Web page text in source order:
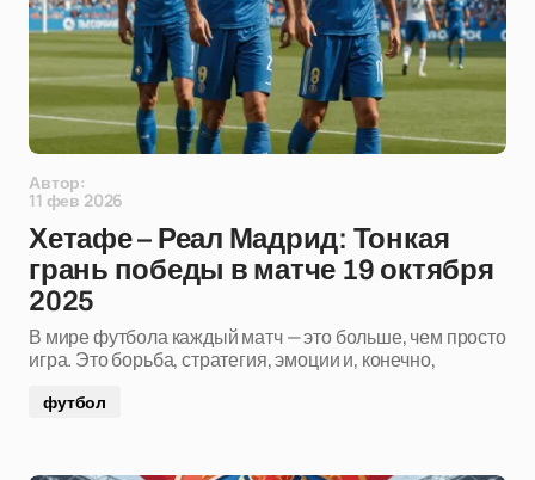
Автор:
11 фев 2026
Хетафе – Реал Мадрид: Тонкая
грань победы в матче 19 октября
2025
В мире футбола каждый матч — это больше, чем просто
игра. Это борьба, стратегия, эмоции и, конечно,
футбол